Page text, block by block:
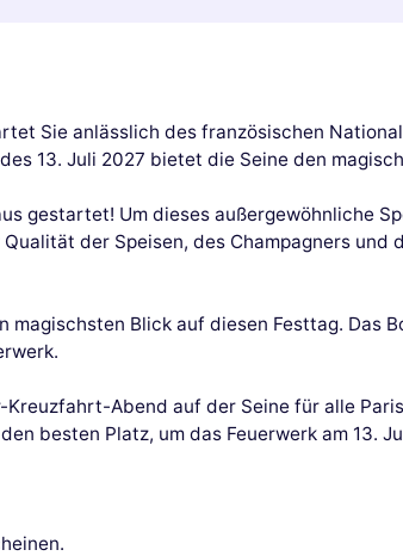
Sie anlässlich des französischen
13. Juli 2027 bietet die Seine den
gestartet! Um dieses außergewöhnliche
der Speisen, des Champagners
Blick auf diesen Festtag. Das
Abend auf der Seine für alle
besten Platz, um das Feuerwerk am 13.